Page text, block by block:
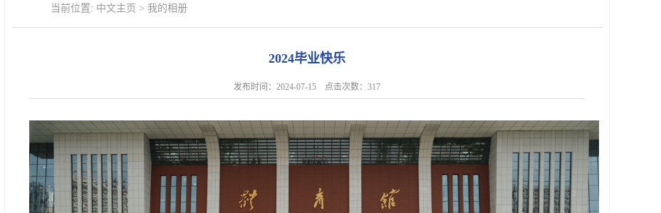
当前位置: 中文主页 > 我的相册
2024毕业快乐
发布时间：2024-07-15 点击次数： 317